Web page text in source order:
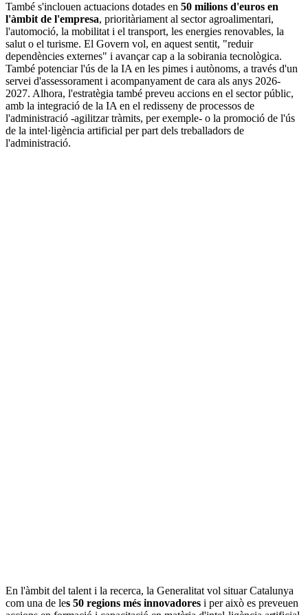
També s'inclouen actuacions dotades en 50 milions d'euros en
l'àmbit de l'empresa, prioritàriament al sector agroalimentari,
l'automoció, la mobilitat i el transport, les energies renovables, la
salut o el turisme. El Govern vol, en aquest sentit, "reduir
dependències externes" i avançar cap a la sobirania tecnològica.
També potenciar l'ús de la IA en les pimes i autònoms, a través d'un
servei d'assessorament i acompanyament de cara als anys 2026-
2027. Alhora, l'estratègia també preveu accions en el sector públic,
amb la integració de la IA en el redisseny de processos de
l'administració -agilitzar tràmits, per exemple- o la promoció de l'ús
de la intel·ligència artificial per part dels treballadors de
l'administració.
En l'àmbit del talent i la recerca, la Generalitat vol situar Catalunya
com una de les 50 regions més innovadores i per això es preveuen